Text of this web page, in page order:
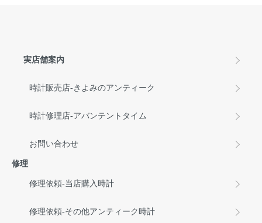
実店舗案内
時計販売店-きよみのアンティーク
時計修理店-アバンテントタイム
お問い合わせ
修理
修理依頼-当店購入時計
修理依頼-その他アンティーク時計